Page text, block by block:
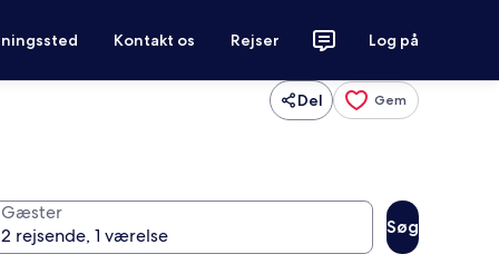
Kontakt os Rejser Log på
Del Gem
Gæster
Søg